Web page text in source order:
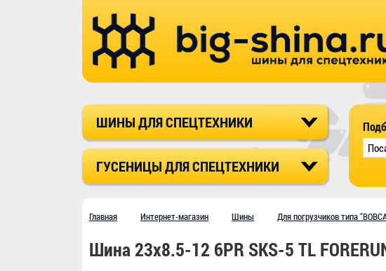
ШИНЫ ДЛЯ СПЕЦТЕХНИКИ
ГУСЕНИЦЫ ДЛЯ СПЕЦТЕХНИКИ
Главная Интернет-магазин Шины Для погрузчиков типа
Шина 23x8.5-12 6PR SKS-5 TL